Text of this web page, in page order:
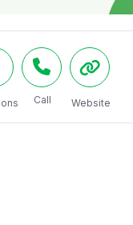
Call Website